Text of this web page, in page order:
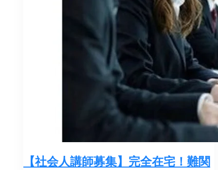
【社会人講師募集】完全在宅！難関